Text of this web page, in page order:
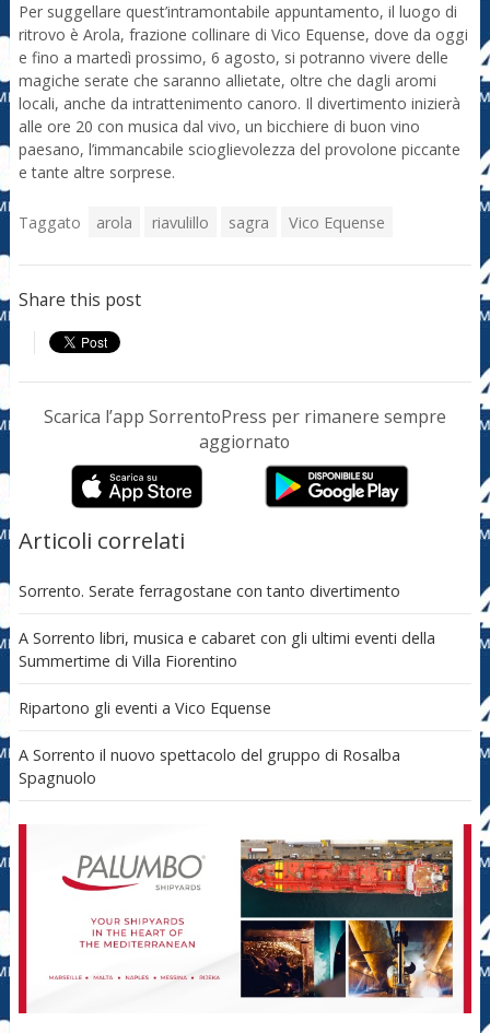
Per suggellare quest’intramontabile appuntamento, il luogo di
ritrovo è Arola, frazione collinare di Vico Equense, dove da oggi
e fino a martedì prossimo, 6 agosto, si potranno vivere delle
magiche serate che saranno allietate, oltre che dagli aromi
locali, anche da intrattenimento canoro. Il divertimento inizierà
alle ore 20 con musica dal vivo, un bicchiere di buon vino
paesano, l’immancabile scioglievolezza del provolone piccante
e tante altre sorprese.
Taggato arola riavulillo sagra Vico Equense
Share this post
Scarica l’app SorrentoPress per rimanere sempre
aggiornato
Articoli correlati
Sorrento. Serate ferragostane con tanto divertimento
A Sorrento libri, musica e cabaret con gli ultimi eventi della
Summertime di Villa Fiorentino
Ripartono gli eventi a Vico Equense
A Sorrento il nuovo spettacolo del gruppo di Rosalba
Spagnuolo